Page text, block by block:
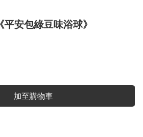
安包綠豆味浴球》
加至購物車